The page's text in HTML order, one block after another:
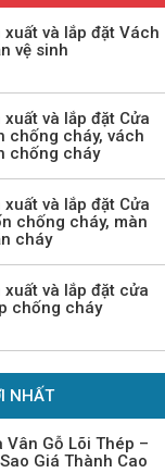
xuất và lắp đặt Vách
vệ sinh
xuất và lắp đặt Cửa
chống cháy, vách
chống cháy
xuất và lắp đặt Cửa
chống cháy, màn
cháy
xuất và lắp đặt cửa
chống cháy
NHẤT
Vân Gỗ Lõi Thép –
Giá Thành Cao